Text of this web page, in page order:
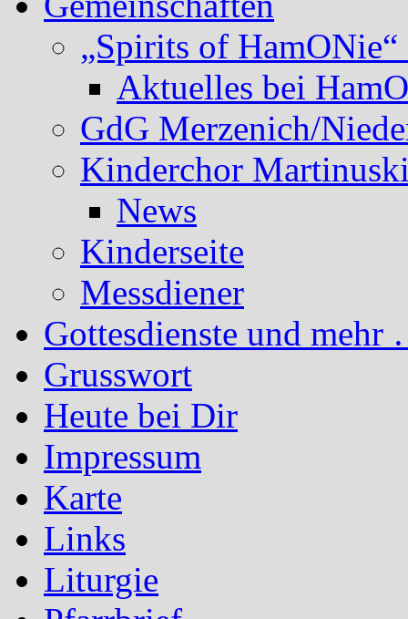
„Spirits of HamONie“
Aktuelles bei
GdG Merzenich/
Kinderchor
News
Kinderseite
Messdiener
Gottesdienste und mehr
Grusswort
Heute bei Dir
Impressum
Karte
Links
Liturgie